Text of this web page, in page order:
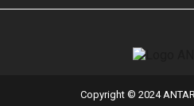
Copyright © 2024